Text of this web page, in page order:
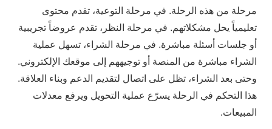
مرحلة من هذه الرحلة. في مرحلة التوعية، تقدم محتوى
تعليمياً يحل مشكلاتهم. في مرحلة النظر، تقدم عروضاً تجريبية
أو جلسات أسئلة مباشرة. في مرحلة الشراء، تسهل عملية
الشراء مباشرة من المنصة أو توجيههم إلى موقعك الإلكتروني.
وحتى بعد الشراء، تظل على اتصال لتقديم الدعم وبناء العلاقة.
هذا التحكم في الرحلة يسرّع عملية التحويل ويرفع معدلات
المبيعات.